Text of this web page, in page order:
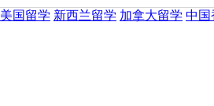
美国留学 新西兰留学 加拿大留学 中国